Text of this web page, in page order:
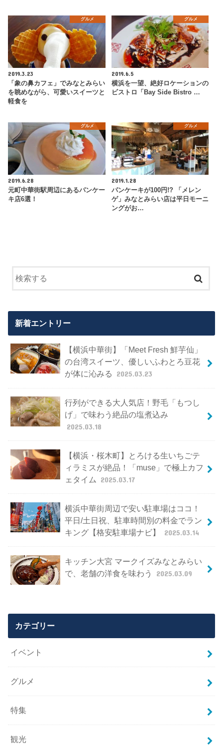
グルメ
2019.3.23
「象の鼻カフェ」でみなとみらい
を眺めながら、可愛いスイーツと
軽食を
グルメ
2019.6.5
横浜を一望、絶好ロケーションの
ビストロ「Bay Side Bistro …
グルメ
2019.6.28
元町中華街駅周辺にあるパンケー
キ店6選！
グルメ
2019.1.28
パンケーキが100円!? 「メレン
ゲ」みなとみらい店は平日モーニ
ングがお…
新着エントリー
【横浜中華街】「Meet Fresh 鮮芋仙」
の台湾スイーツ、優しいふわとろ豆花
が体に沁みる
2025.03.23
行列ができる大人気店！野毛「もつし
げ」で味わう絶品の塩煮込み
2025.03.18
【横浜・桜木町】とろける生いちごテ
ィラミスが絶品！「muse」で極上カフ
ェタイム
2025.03.17
横浜中華街周辺で安い駐車場はココ！
平日/土日祝、駐車時間別の料金でラン
キング【格安駐車場ナビ】
2025.03.14
キッチン大宮 マークイズみなとみらい
で、老舗の洋食を味わう
2025.03.09
カテゴリー
イベント
グルメ
特集
観光